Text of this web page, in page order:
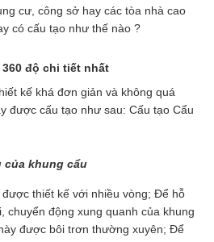
cư, công sở hay các tòa nhà cao
có cấu tạo như thế nào ?
độ chi tiết nhất
kế khá đơn giản và không quá
được cấu tạo như sau: Cấu tạo Cẩu
của khung cẩu
thiết kế với nhiều vòng; Để hỗ
chuyển động xung quanh của khung
được bôi trơn thường xuyên; Để